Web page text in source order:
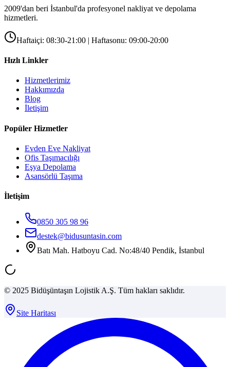
2009'dan beri İstanbul'da profesyonel nakliyat ve depolama
hizmetleri.
Haftaiçi: 08:30-21:00 | Haftasonu: 09:00-20:00
Hızlı Linkler
Hizmetlerimiz
Hakkımızda
Blog
İletişim
Popüler Hizmetler
Evden Eve Nakliyat
Ofis Taşımacılığı
Eşya Depolama
Asansörlü Taşıma
İletişim
0850 305 98 96
destek@bidusuntasin.com
Batı Mah. Hatboyu Cad. No:48/40 Pendik, İstanbul
© 2025 Bidüşüntaşın Lojistik A.Ş. Tüm hakları saklıdır.
Site Haritası